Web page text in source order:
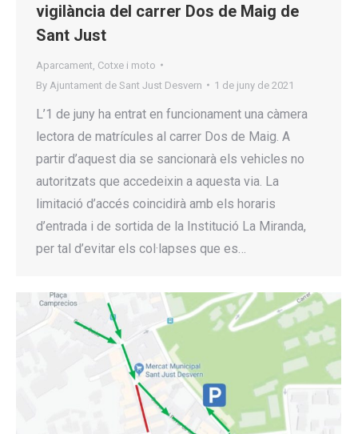
vigilància del carrer Dos de Maig de
Sant Just
Aparcament Cotxe i moto
By Ajuntament de Sant Just Desvern 1 de juny de 2021
L’1 de juny ha entrat en funcionament una càmera
lectora de matrícules al carrer Dos de Maig. A
partir d’aquest dia se sancionarà els vehicles no
autoritzats que accedeixin a aquesta via. La
limitació d’accés coincidirà amb els horaris
d’entrada i de sortida de la Institució La Miranda,
per tal d’evitar els col·lapses que es…